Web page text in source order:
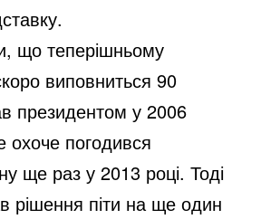
що теперішньому
виповниться 90
президентом у 2006
охоче погодився
ще раз у 2013 році. Тоді
рішення піти на ще один